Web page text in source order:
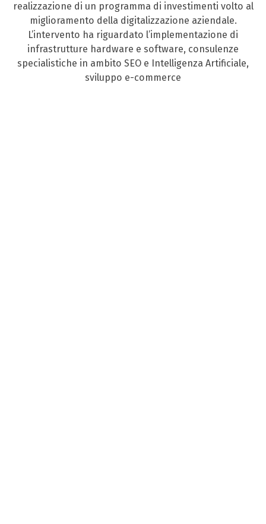
realizzazione di un programma di investimenti volto al
miglioramento della digitalizzazione aziendale.
L’intervento ha riguardato l’implementazione di
infrastrutture hardware e software, consulenze
specialistiche in ambito SEO e Intelligenza Artificiale,
sviluppo e-commerce